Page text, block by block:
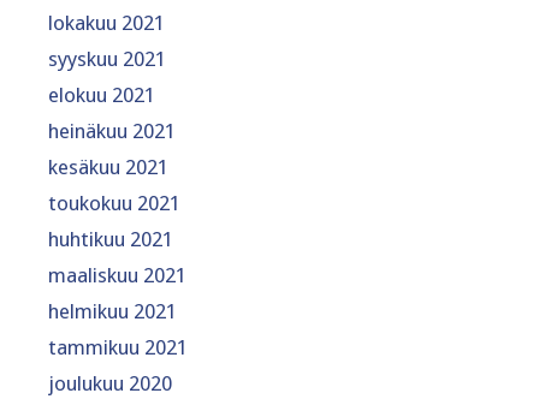
lokakuu 2021
syyskuu 2021
elokuu 2021
heinäkuu 2021
kesäkuu 2021
toukokuu 2021
huhtikuu 2021
maaliskuu 2021
helmikuu 2021
tammikuu 2021
joulukuu 2020